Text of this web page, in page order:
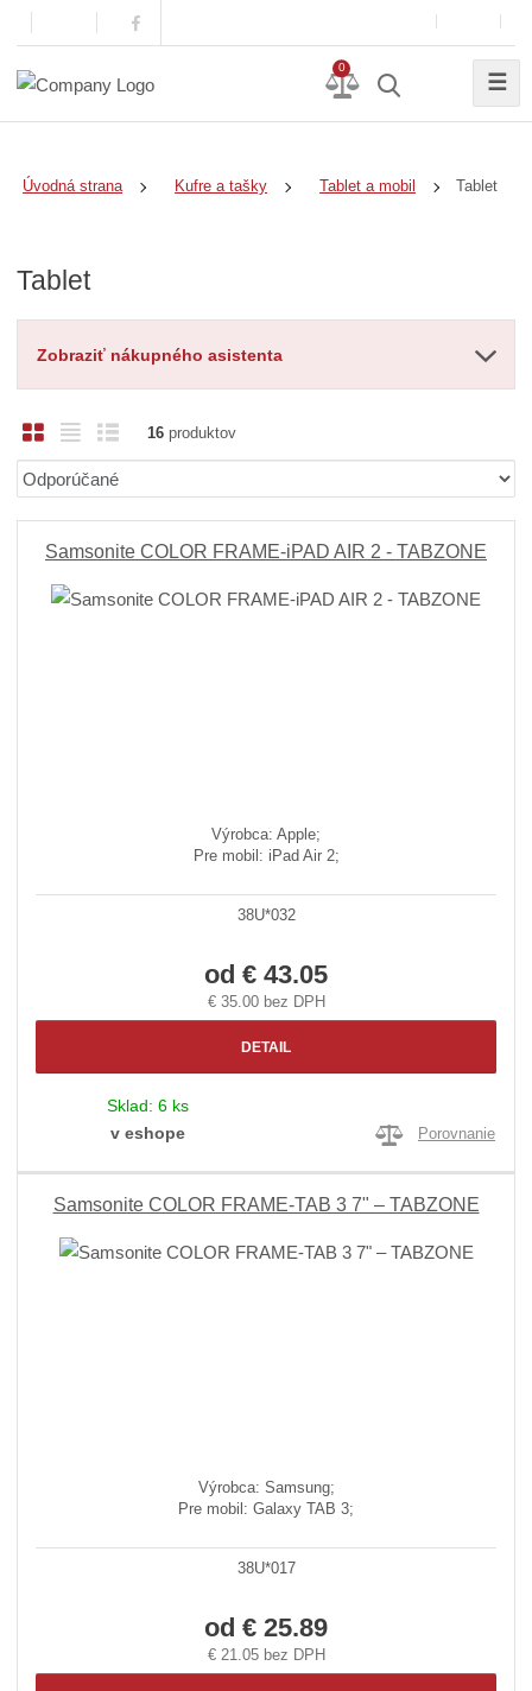
0
☰
Úvodná strana Kufre a tašky Tablet a mobil Tablet
Tablet
Zobraziť nákupného asistenta
a
z
e
í
O
b
r
á
z
o
a
b
u
ľ
o
R
i
a
d
k
v
16produktov
Samsonite COLOR FRAME-iPAD AIR 2 - TABZONE
Výrobca: Apple;
Pre mobil: iPad Air 2;
38U*032
od € 43.05
€ 35.00 bez DPH
DETAIL
Sklad: 6 ks
v eshope
Porovnanie
Samsonite COLOR FRAME-TAB 3 7" – TABZONE
Výrobca: Samsung;
Pre mobil: Galaxy TAB 3;
38U*017
od € 25.89
€ 21.05 bez DPH